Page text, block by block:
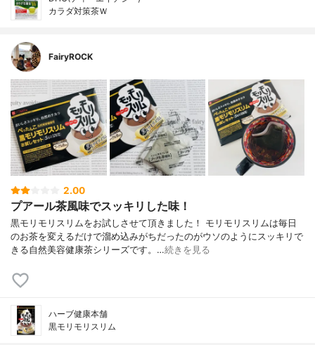
カラダ対策茶Ｗ
FairyROCK
2.00
プアール茶風味でスッキリした味！
黒モリモリスリムをお試しさせて頂きました！ モリモリスリムは毎日
のお茶を変えるだけで溜め込みがちだったのがウソのようにスッキリで
きる自然美容健康茶シリーズです。…続きを見る
ハーブ健康本舗
黒モリモリスリム